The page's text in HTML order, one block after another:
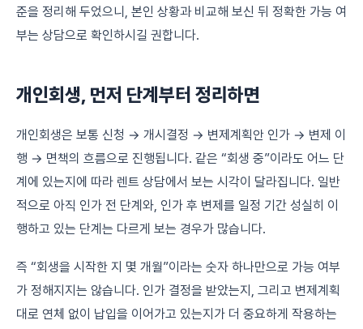
준을 정리해 두었으니, 본인 상황과 비교해 보신 뒤 정확한 가능 여
부는 상담으로 확인하시길 권합니다.
개인회생, 먼저 단계부터 정리하면
개인회생은 보통 신청 → 개시결정 → 변제계획안 인가 → 변제 이
행 → 면책의 흐름으로 진행됩니다. 같은 “회생 중”이라도 어느 단
계에 있는지에 따라 렌트 상담에서 보는 시각이 달라집니다. 일반
적으로 아직 인가 전 단계와, 인가 후 변제를 일정 기간 성실히 이
행하고 있는 단계는 다르게 보는 경우가 많습니다.
즉 “회생을 시작한 지 몇 개월”이라는 숫자 하나만으로 가능 여부
가 정해지지는 않습니다. 인가 결정을 받았는지, 그리고 변제계획
대로 연체 없이 납입을 이어가고 있는지가 더 중요하게 작용하는